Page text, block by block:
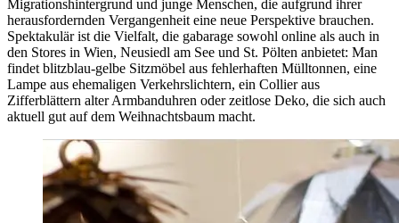
Migrationshintergrund und junge Menschen, die aufgrund ihrer
herausfordernden Vergangenheit eine neue Perspektive brauchen.
Spektakulär ist die Vielfalt, die gabarage sowohl online als auch in
den Stores in Wien, Neusiedl am See und St. Pölten anbietet: Man
findet blitzblau-gelbe Sitzmöbel aus fehlerhaften Mülltonnen, eine
Lampe aus ehemaligen Verkehrslichtern, ein Collier aus
Zifferblättern alter Armbanduhren oder zeitlose Deko, die sich auch
aktuell gut auf dem Weihnachtsbaum macht.